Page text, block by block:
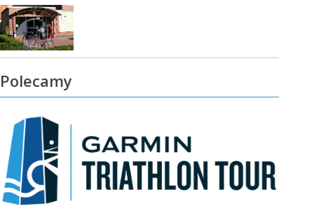
Polecamy